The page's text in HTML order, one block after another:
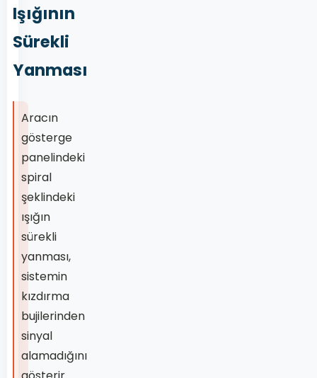
Işığının
Sürekli
Yanması
Aracın
gösterge
panelindeki
spiral
şeklindeki
ışığın
sürekli
yanması,
sistemin
kızdırma
bujilerinden
sinyal
alamadığını